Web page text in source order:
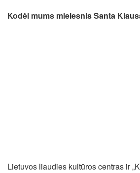
Kodėl mums mielesnis Santa
Lietuvos liaudies kultūros centras ir